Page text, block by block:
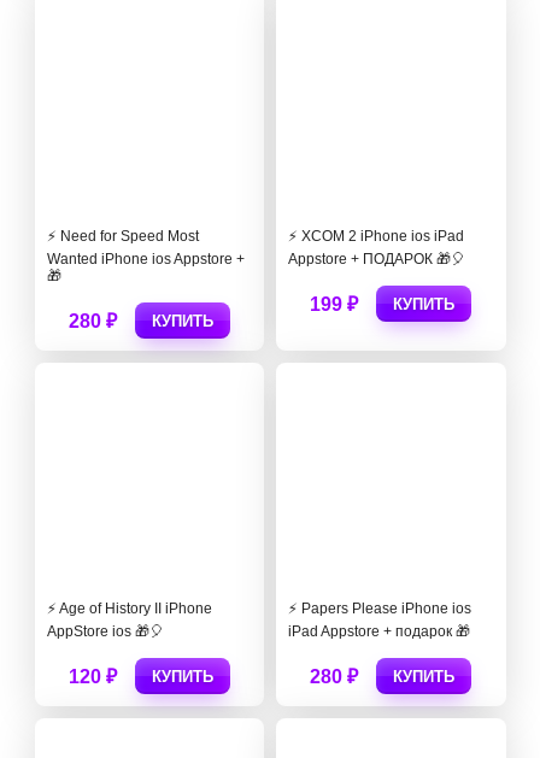
⚡️ Need for Speed Most
Wanted iPhone ios Appstore +
🎁
280 ₽ КУПИТЬ
⚡️ XCOM 2 iPhone ios iPad
Appstore + ПОДАРОК 🎁🎈
199 ₽ КУПИТЬ
⚡️ Age of History II iPhone
AppStore ios 🎁🎈
120 ₽ КУПИТЬ
⚡️ Papers Please iPhone ios
iPad Appstore + подарок 🎁
280 ₽ КУПИТЬ